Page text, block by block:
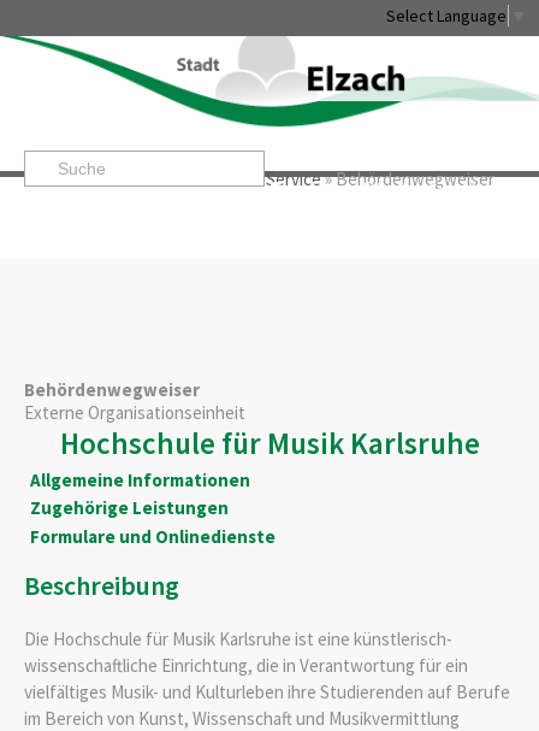
Select Language
Startseite» »Service»Behördenwegweiser
Leben & Erleben Rathaus & Service Stadtentwicklung &
Behördenwegweiser
Externe Organisationseinheit
Hochschule für Musik Karlsruhe
Allgemeine Informationen
Zugehörige Leistungen
Formulare und Onlinedienste
Beschreibung
Die Hochschule für Musik Karlsruhe ist eine künstlerisch-
wissenschaftliche Einrichtung, die in Verantwortung für ein
vielfältiges Musik- und Kulturleben ihre Studierenden auf Berufe
im Bereich von Kunst, Wissenschaft und Musikvermittlung